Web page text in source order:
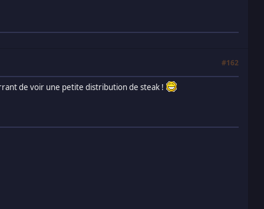
#162
de voir une petite distribution de steak !